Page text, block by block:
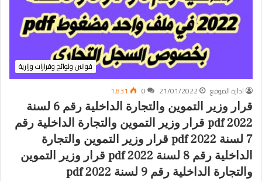
قوانين ولوائح وقرارات وزارية
ادارة الموقع
21/01/2022
0 1٬831
قرار وزير التموين والتجارة الداخلية رقم 6 لسنة
2022 pdf قرار وزير التموين والتجارة الداخلية رقم
7 لسنة 2022 pdf قرار وزير التموين والتجارة
الداخلية رقم 8 لسنة 2022 pdf قرار وزير التموين
والتجارة الداخلية رقم 9 لسنة 2022 pdf